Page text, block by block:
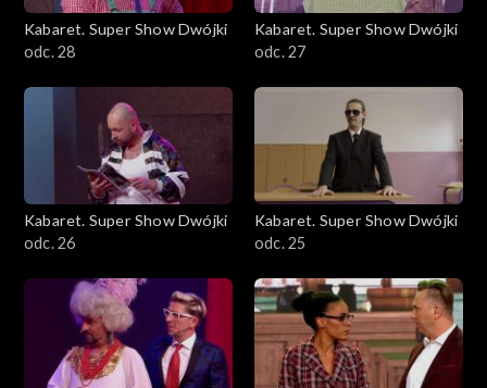
Kabaret. Super Show Dwójki
odc. 28
Kabaret. Super Show Dwójki
odc. 27
Kabaret. Super Show Dwójki
odc. 26
Kabaret. Super Show Dwójki
odc. 25